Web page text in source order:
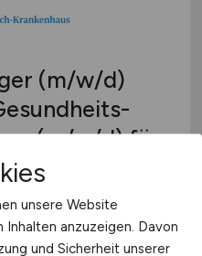
(m/w/d)
(m/w/d)für
für
und
unsere Website
anzuzeigen. Davon
und Sicherheit unserer